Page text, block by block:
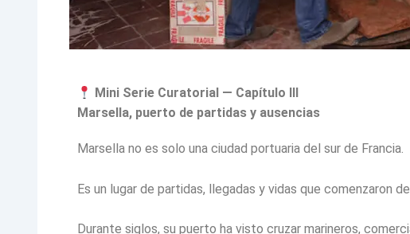
Mini Serie Curatorial — Capítulo III
Marsella, puerto de partidas y ausencias
Marsella no es solo una ciudad portuaria del sur de Francia.
Es un lugar de partidas, llegadas y vidas que comenzaron
Durante siglos, su puerto ha visto cruzar marineros,